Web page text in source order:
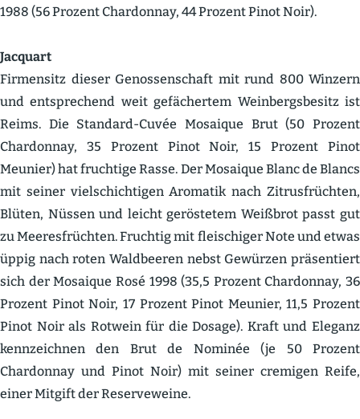
1988 (56 Prozent Chardonnay, 44 Prozent Pinot Noir).
Jacquart
Firmensitz dieser Genos­sen­schaft mit rund 800 Winzern
und entspre­chend weit gefächertem Weinbergs­besitz ist
Reims. Die Standard-Cuvée Mosaique Brut (50 Prozent
Chardonnay, 35 Prozent Pinot Noir, 15 Prozent Pinot
Meunier) hat fruchtige Rasse. Der Mosaique Blanc de Blancs
mit seiner vielschich­tigen Aromatik nach Zitrus­früchten,
Blüten, Nüssen und leicht gerös­tetem Weißbrot passt gut
zu Meeres­früchten. Fruchtig mit fleischiger Note und etwas
üppig nach roten Waldbeeren nebst Gewürzen präsen­tiert
sich der Mosaique Rosé 1998 (35,5 Prozent Chardonnay, 36
Prozent Pinot Noir, 17 Prozent Pinot Meunier, 11,5 Prozent
Pinot Noir als Rotwein für die Dosage). Kraft und Eleganz
kennzeichnen den Brut de Nominée (je 50 Prozent
Chardonnay und Pinot Noir) mit seiner cremigen Reife,
einer Mitgift der Reser­ve­weine.